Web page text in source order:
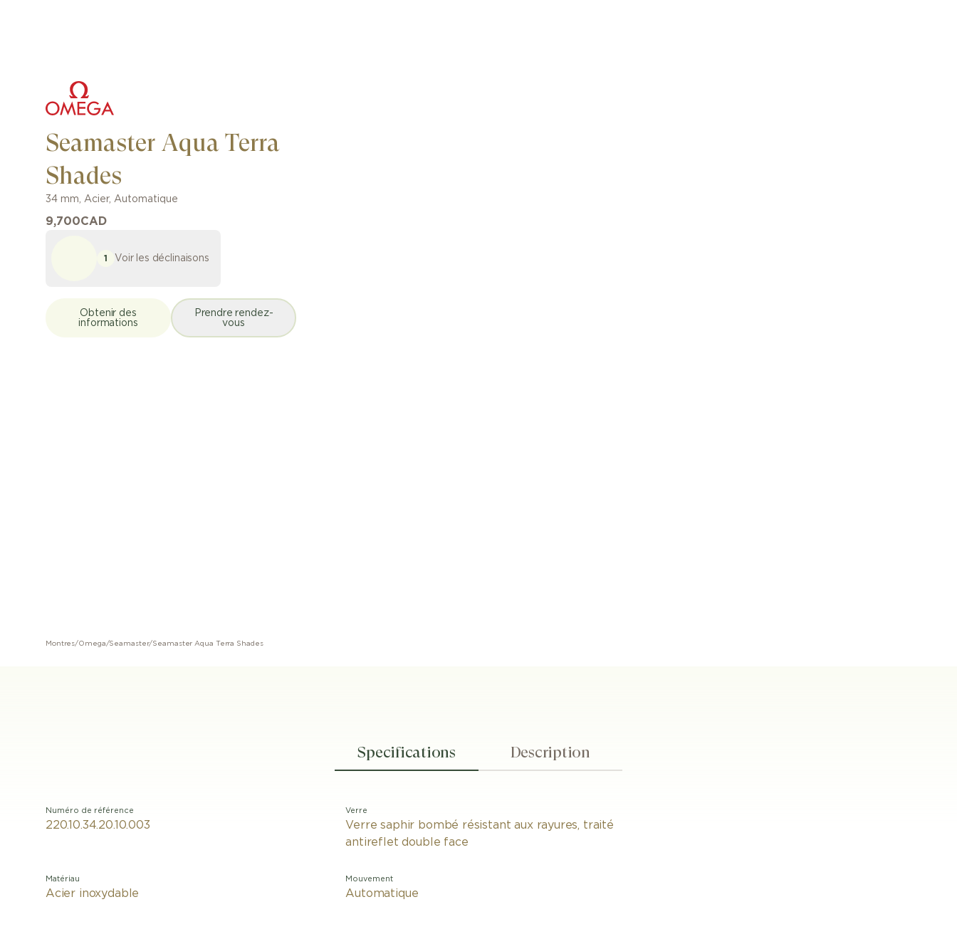
Seamaster Aqua Terra
Shades
34 mm, Acier, Automatique
9,700CAD
1 Voir les déclinaisons
Obtenir des
informations
Prendre rendez-
vous
Montres/Omega/Seamaster/Seamaster Aqua Terra Shades
Specifications Description
Numéro de référence
220.10.34.20.10.003
Matériau
Acier inoxydable
Verre
Verre saphir bombé résistant aux rayures, traité
antireflet double face
Mouvement
Automatique